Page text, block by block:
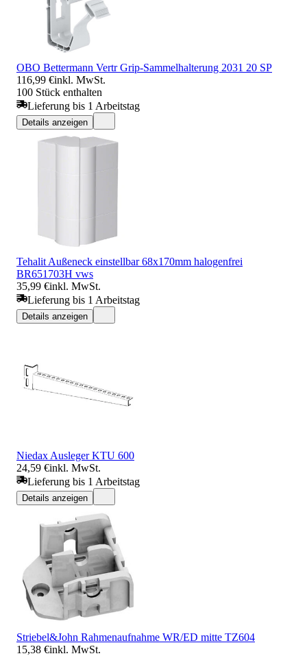
OBO Bettermann Vertr Grip-Sammelhalterung 2031 20 SP
116,99 €inkl. MwSt.
100 Stück enthalten
Lieferung bis 1 Arbeitstag
Details anzeigen
Tehalit Außeneck einstellbar 68x170mm halogenfrei
BR651703H vws
35,99 €inkl. MwSt.
Lieferung bis 1 Arbeitstag
Details anzeigen
Niedax Ausleger KTU 600
24,59 €inkl. MwSt.
Lieferung bis 1 Arbeitstag
Details anzeigen
Striebel&John Rahmenaufnahme WR/ED mitte TZ604
15,38 €inkl. MwSt.